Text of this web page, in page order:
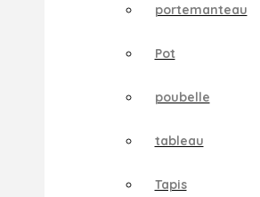
portemanteau
Pot
poubelle
tableau
Tapis